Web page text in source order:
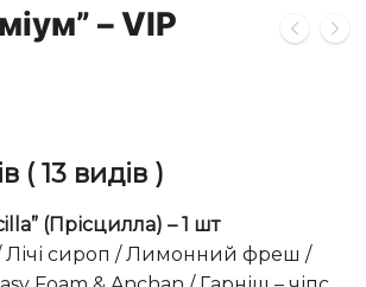
– VIP
( 13 видів )
(Прісцилла) – 1 шт
Лічі сироп / Лимонний фреш /